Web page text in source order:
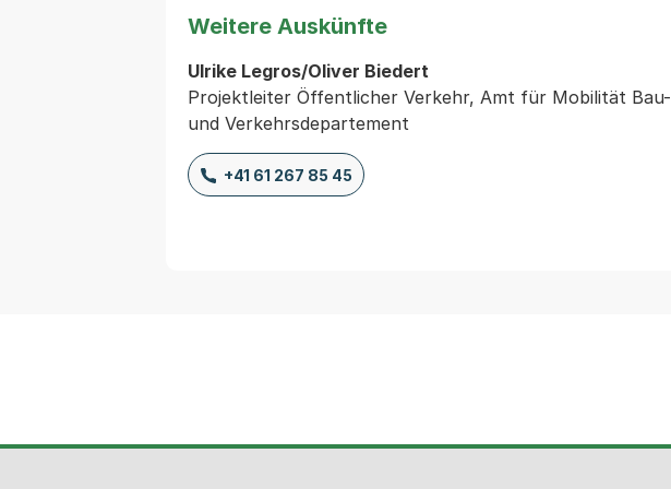
Weitere Auskünfte
Ulrike Legros/Oliver Biedert
Projektleiter Öffentlicher Verkehr, Amt für Mobilität Bau-
und Verkehrsdepartement
+41 61 267 85 45